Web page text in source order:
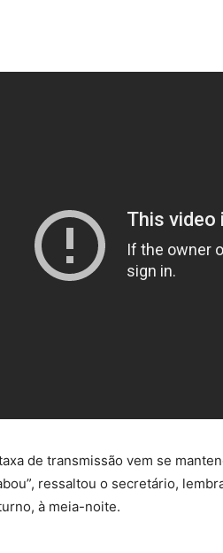
de transmissão vem se
ressaltou o secretário,
à meia-noite.